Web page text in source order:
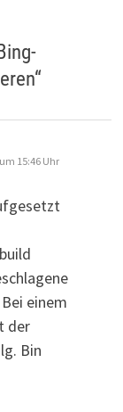
“
15:46 Uhr
einem
der
Bin